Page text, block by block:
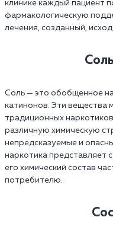
клинике каждый пациент
фармакологическую
лечения, созданный,
Соль — это обобщенное
катинонов. Эти вещества
традиционных
различную химическую
непредсказуемые и
наркотика представляет
его химический состав
потребителю.